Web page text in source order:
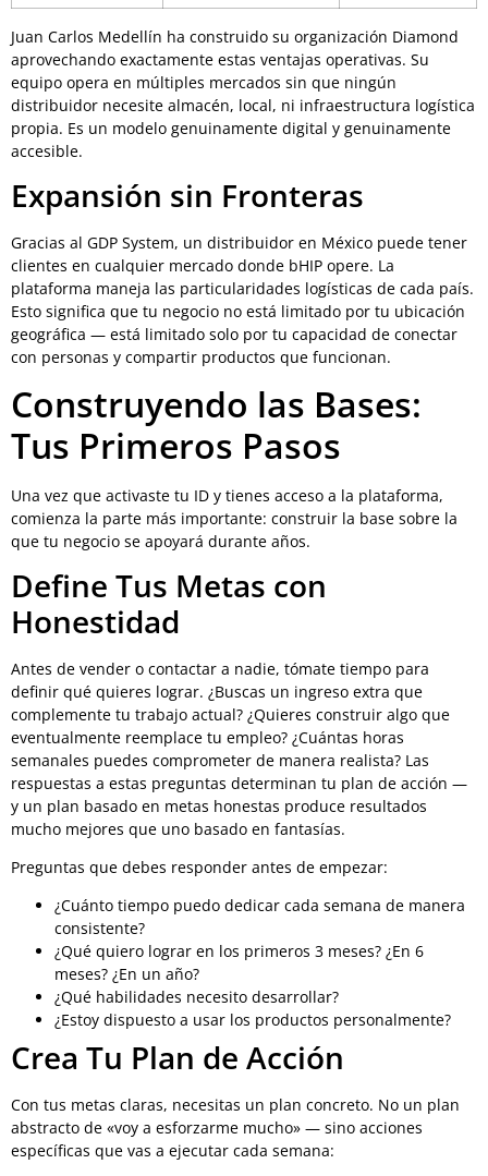
Juan Carlos Medellín ha construido su organización Diamond
aprovechando exactamente estas ventajas operativas. Su
equipo opera en múltiples mercados sin que ningún
distribuidor necesite almacén, local, ni infraestructura logística
propia. Es un modelo genuinamente digital y genuinamente
accesible.
Expansión sin Fronteras
Gracias al GDP System, un distribuidor en México puede tener
clientes en cualquier mercado donde bHIP opere. La
plataforma maneja las particularidades logísticas de cada país.
Esto significa que tu negocio no está limitado por tu ubicación
geográfica — está limitado solo por tu capacidad de conectar
con personas y compartir productos que funcionan.
Construyendo las Bases:
Tus Primeros Pasos
Una vez que activaste tu ID y tienes acceso a la plataforma,
comienza la parte más importante: construir la base sobre la
que tu negocio se apoyará durante años.
Define Tus Metas con
Honestidad
Antes de vender o contactar a nadie, tómate tiempo para
definir qué quieres lograr. ¿Buscas un ingreso extra que
complemente tu trabajo actual? ¿Quieres construir algo que
eventualmente reemplace tu empleo? ¿Cuántas horas
semanales puedes comprometer de manera realista? Las
respuestas a estas preguntas determinan tu plan de acción —
y un plan basado en metas honestas produce resultados
mucho mejores que uno basado en fantasías.
Preguntas que debes responder antes de empezar:
¿Cuánto tiempo puedo dedicar cada semana de manera
consistente?
¿Qué quiero lograr en los primeros 3 meses? ¿En 6
meses? ¿En un año?
¿Qué habilidades necesito desarrollar?
¿Estoy dispuesto a usar los productos personalmente?
Crea Tu Plan de Acción
Con tus metas claras, necesitas un plan concreto. No un plan
abstracto de «voy a esforzarme mucho» — sino acciones
específicas que vas a ejecutar cada semana: